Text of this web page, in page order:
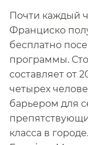
Почти каждый
Франциско
бесплатно
программы.
составляет от
четырех
барьером для
класса в